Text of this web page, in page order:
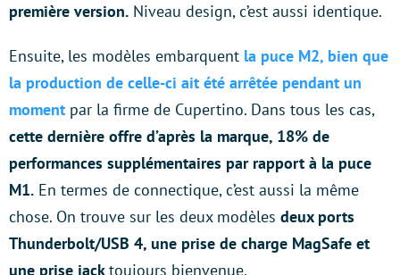
première version. Niveau design, c’est aussi identique.
Ensuite, les modèles embarquent la puce M2, bien que
la production de celle-ci ait été arrêtée pendant un
moment par la firme de Cupertino. Dans tous les cas,
cette dernière offre d’après la marque, 18% de
performances supplémentaires par rapport à la puce
M1. En termes de connectique, c’est aussi la même
chose. On trouve sur les deux modèles deux ports
Thunderbolt/USB 4, une prise de charge MagSafe et
une prise jacktoujours bienvenue.